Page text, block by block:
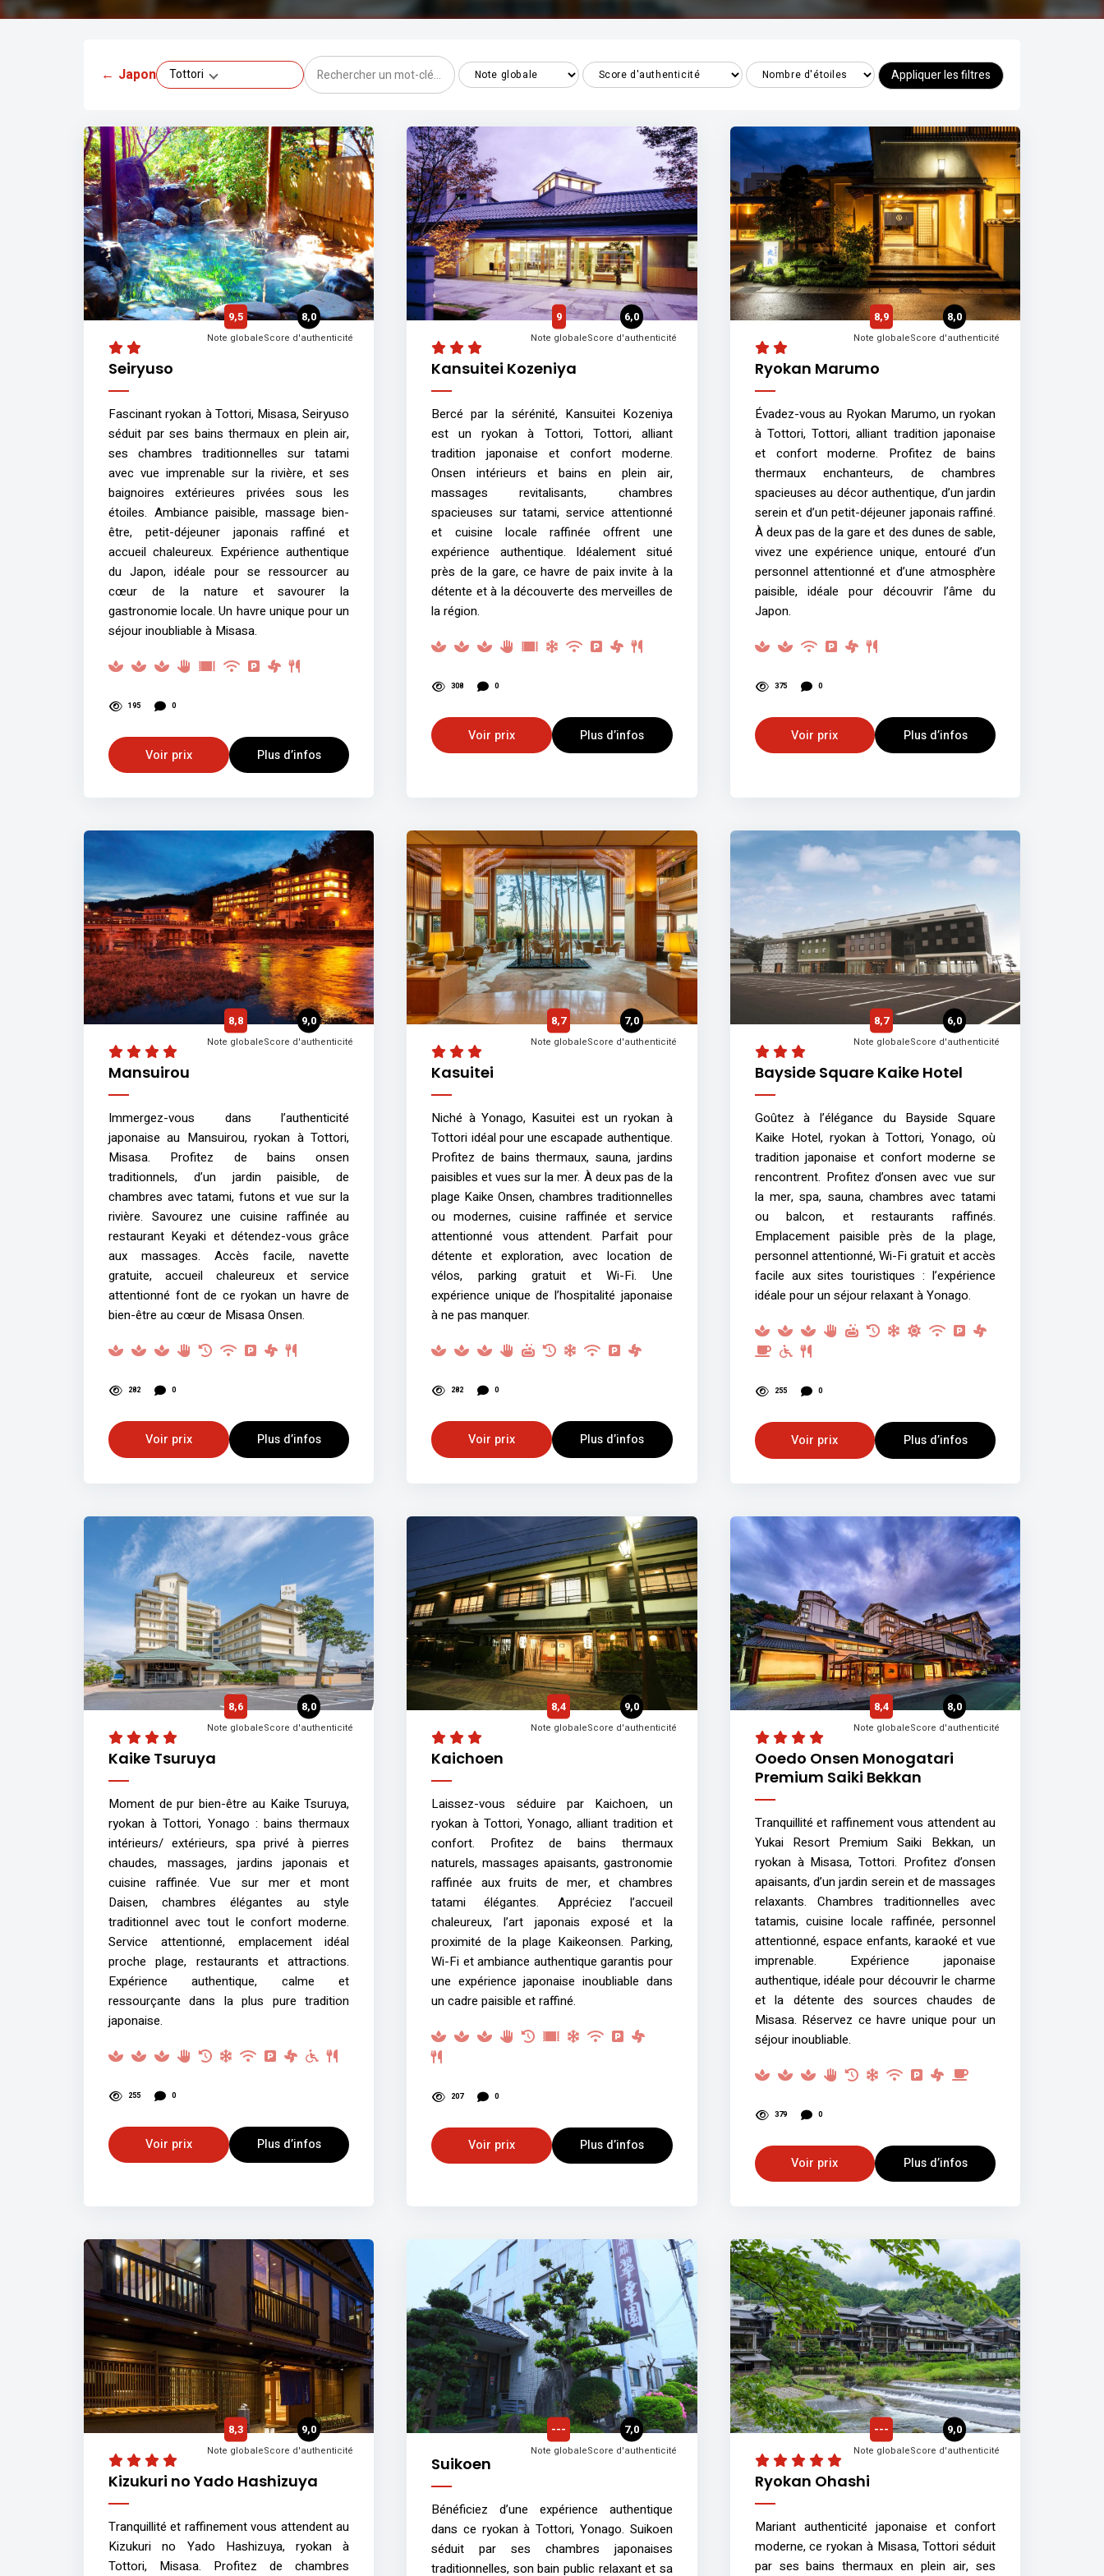
← Japon Tottori Appliquer les filtres
Seiryuso
9,5
Note globale
8,0
Score d'authenticité
Fascinant ryokan à Tottori, Misasa, Seiryuso
séduit par ses bains thermaux en plein air,
ses chambres traditionnelles sur tatami
avec vue imprenable sur la rivière, et ses
baignoires extérieures privées sous les
étoiles. Ambiance paisible, massage bien-
être, petit-déjeuner japonais raffiné et
accueil chaleureux. Expérience authentique
du Japon, idéale pour se ressourcer au
cœur de la nature et savourer la
gastronomie locale. Un havre unique pour un
séjour inoubliable à Misasa.
195 0
Voir prix Plus d’infos
Kansuitei Kozeniya
9
Note globale
6,0
Score d'authenticité
Bercé par la sérénité, Kansuitei Kozeniya
est un ryokan à Tottori, Tottori, alliant
tradition japonaise et confort moderne.
Onsen intérieurs et bains en plein air,
massages revitalisants, chambres
spacieuses sur tatami, service attentionné
et cuisine locale raffinée offrent une
expérience authentique. Idéalement situé
près de la gare, ce havre de paix invite à la
détente et à la découverte des merveilles de
la région.
308 0
Voir prix Plus d’infos
Ryokan Marumo
8,9
Note globale
8,0
Score d'authenticité
Évadez-vous au Ryokan Marumo, un ryokan
à Tottori, Tottori, alliant tradition japonaise
et confort moderne. Profitez de bains
thermaux enchanteurs, de chambres
spacieuses au décor authentique, d’un jardin
serein et d’un petit-déjeuner japonais raffiné.
À deux pas de la gare et des dunes de sable,
vivez une expérience unique, entouré d’un
personnel attentionné et d’une atmosphère
paisible, idéale pour découvrir l’âme du
Japon.
375 0
Voir prix Plus d’infos
Mansuirou
8,8
Note globale
9,0
Score d'authenticité
Immergez-vous dans l’authenticité
japonaise au Mansuirou, ryokan à Tottori,
Misasa. Profitez de bains onsen
traditionnels, d’un jardin paisible, de
chambres avec tatami, futons et vue sur la
rivière. Savourez une cuisine raffinée au
restaurant Keyaki et détendez-vous grâce
aux massages. Accès facile, navette
gratuite, accueil chaleureux et service
attentionné font de ce ryokan un havre de
bien-être au cœur de Misasa Onsen.
282 0
Voir prix Plus d’infos
Kasuitei
8,7
Note globale
7,0
Score d'authenticité
Niché à Yonago, Kasuitei est un ryokan à
Tottori idéal pour une escapade authentique.
Profitez de bains thermaux, sauna, jardins
paisibles et vues sur la mer. À deux pas de la
plage Kaike Onsen, chambres traditionnelles
ou modernes, cuisine raffinée et service
attentionné vous attendent. Parfait pour
détente et exploration, avec location de
vélos, parking gratuit et Wi-Fi. Une
expérience unique de l’hospitalité japonaise
à ne pas manquer.
282 0
Voir prix Plus d’infos
Bayside Square Kaike Hotel
8,7
Note globale
6,0
Score d'authenticité
Goûtez à l’élégance du Bayside Square
Kaike Hotel, ryokan à Tottori, Yonago, où
tradition japonaise et confort moderne se
rencontrent. Profitez d’onsen avec vue sur
la mer, spa, sauna, chambres avec tatami
ou balcon, et restaurants raffinés.
Emplacement paisible près de la plage,
personnel attentionné, Wi-Fi gratuit et accès
facile aux sites touristiques : l’expérience
idéale pour un séjour relaxant à Yonago.
255 0
Voir prix Plus d’infos
Kaike Tsuruya
8,6
Note globale
8,0
Score d'authenticité
Moment de pur bien-être au Kaike Tsuruya,
ryokan à Tottori, Yonago : bains thermaux
intérieurs/ extérieurs, spa privé à pierres
chaudes, massages, jardins japonais et
cuisine raffinée. Vue sur mer et mont
Daisen, chambres élégantes au style
traditionnel avec tout le confort moderne.
Service attentionné, emplacement idéal
proche plage, restaurants et attractions.
Expérience authentique, calme et
ressourçante dans la plus pure tradition
japonaise.
255 0
Voir prix Plus d’infos
Kaichoen
8,4
Note globale
9,0
Score d'authenticité
Laissez-vous séduire par Kaichoen, un
ryokan à Tottori, Yonago, alliant tradition et
confort. Profitez de bains thermaux
naturels, massages apaisants, gastronomie
raffinée aux fruits de mer, et chambres
tatami élégantes. Appréciez l’accueil
chaleureux, l’art japonais exposé et la
proximité de la plage Kaikeonsen. Parking,
Wi-Fi et ambiance authentique garantis pour
une expérience japonaise inoubliable dans
un cadre paisible et raffiné.
207 0
Voir prix Plus d’infos
Ooedo Onsen Monogatari
Premium Saiki Bekkan
8,4
Note globale
8,0
Score d'authenticité
Tranquillité et raffinement vous attendent au
Yukai Resort Premium Saiki Bekkan, un
ryokan à Misasa, Tottori. Profitez d’onsen
apaisants, d’un jardin serein et de massages
relaxants. Chambres traditionnelles avec
tatamis, cuisine locale raffinée, personnel
attentionné, espace enfants, karaoké et vue
imprenable. Expérience japonaise
authentique, idéale pour découvrir le charme
et la détente des sources chaudes de
Misasa. Réservez ce havre unique pour un
séjour inoubliable.
379 0
Voir prix Plus d’infos
Kizukuri no Yado Hashizuya
8,3
Note globale
9,0
Score d'authenticité
Tranquillité et raffinement vous attendent au
Kizukuri no Yado Hashizuya, ryokan à
Tottori, Misasa. Profitez de chambres
Suikoen
---
Note globale
7,0
Score d'authenticité
Bénéficiez d’une expérience authentique
dans ce ryokan à Tottori, Yonago. Suikoen
séduit par ses chambres japonaises
traditionnelles, son bain public relaxant et sa
Ryokan Ohashi
---
Note globale
9,0
Score d'authenticité
Mariant authenticité japonaise et confort
moderne, ce ryokan à Misasa, Tottori séduit
par ses bains thermaux en plein air, ses